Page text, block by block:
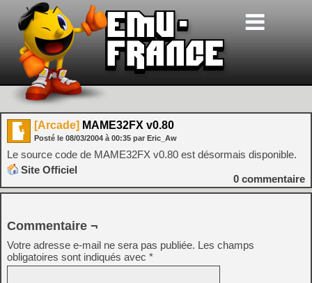
[Arcade] MAME32FX v0.80
Posté le 08/03/2004 à 00:35 par Eric_Aw
Le source code de MAME32FX v0.80 est désormais disponible.
Site Officiel
0 commentaire
Commentaire ¬
Votre adresse e-mail ne sera pas publiée. Les champs
obligatoires sont indiqués avec *